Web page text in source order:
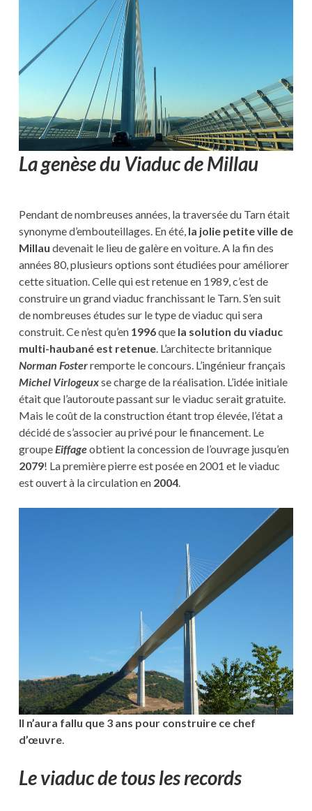
La genèse du Viaduc de Millau
Pendant de nombreuses années, la traversée du Tarn était
synonyme d’embouteillages. En été, la jolie petite ville de
Millau devenait le lieu de galère en voiture. A la fin des
années 80, plusieurs options sont étudiées pour améliorer
cette situation. Celle qui est retenue en 1989, c’est de
construire un grand viaduc franchissant le Tarn. S’en suit
de nombreuses études sur le type de viaduc qui sera
construit. Ce n’est qu’en 1996que la solution du viaduc
multi-haubané est retenue. L’architecte britannique
Norman Fosterremporte le concours. L’ingénieur français
Michel Virlogeuxse charge de la réalisation. L’idée initiale
était que l’autoroute passant sur le viaduc serait gratuite.
Mais le coût de la construction étant trop élevée, l’état a
décidé de s’associer au privé pour le financement. Le
groupeEiffageobtient la concession de l’ouvrage jusqu’en
2079! La première pierre est posée en 2001 et le viaduc
est ouvert à la circulation en 2004.
Il n’aura fallu que 3 ans pour construire ce chef
d’œuvre.
Le viaduc de tous les records